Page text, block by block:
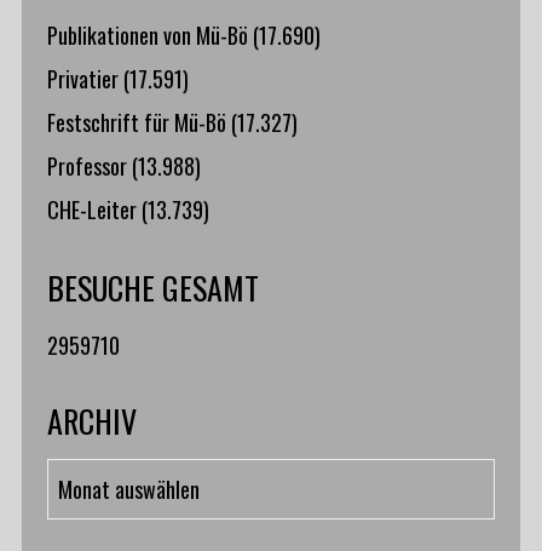
Publikationen von Mü-Bö (17.690)
Privatier (17.591)
Festschrift für Mü-Bö (17.327)
Professor (13.988)
CHE-Leiter (13.739)
BESUCHE GESAMT
2959710
ARCHIV
Archiv